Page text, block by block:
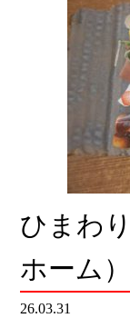
ひまわ
ホーム）
26.03.31